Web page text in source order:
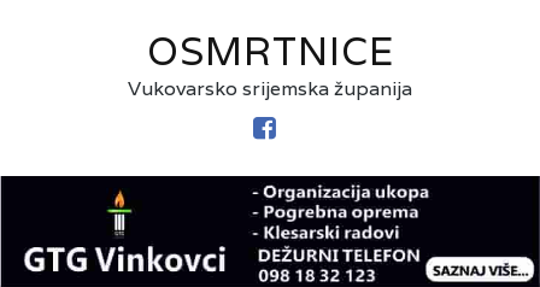
OSMRTNICE
Vukovarsko srijemska županija